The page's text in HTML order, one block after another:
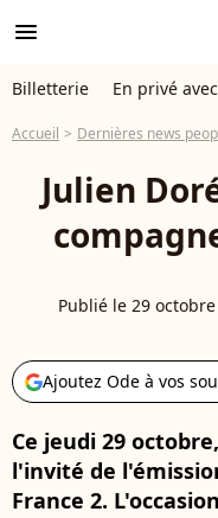
menu
Billetterie En privé avec
Accueil Dernières news
Julien
Publié le 29
Ajoutez Ode à vos
Ce jeudi 29
l'invité de
France 2.